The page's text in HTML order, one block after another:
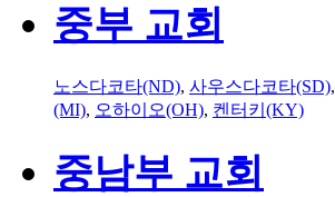
중부 교회
노스다코타(ND), 사우스다코타(SD),
(MI), 오하이오(OH), 켄터키(KY)
중남부 교회